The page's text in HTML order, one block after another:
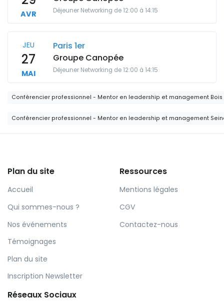
AVR Déjeuner Networking de 12:00 à 14:15
JEU
27
MAI
Paris 1er
Groupe Canopée
Déjeuner Networking de 12:00 à 14:15
Conférencier professionnel - Mentor en leadership et management Bois
Conférencier professionnel - Mentor en leadership et management
Plan du site
Accueil
Qui sommes-nous ?
Nos événements
Témoignages
Plan du site
Inscription Newsletter
Ressources
Mentions légales
CGV
Contactez-nous
Réseaux Sociaux